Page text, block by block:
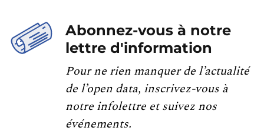
Abonnez-vous à notre
lettre d'information
Pour ne rien manquer de l’actualité
de l’open data, inscrivez-vous à
notre infolettre et suivez nos
événements.